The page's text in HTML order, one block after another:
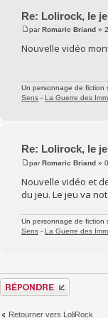
Re: Lolirock, le
parRomaric Briand »
Nouvelle vidéo
Un personnage de fiction
Sens - La Guerre des
Re: Lolirock, le
parRomaric Briand »
Nouvelle vidéo et
du jeu. Le jeu va
Un personnage de fiction
Sens - La Guerre des
Répondre
Retourner vers LoliRock